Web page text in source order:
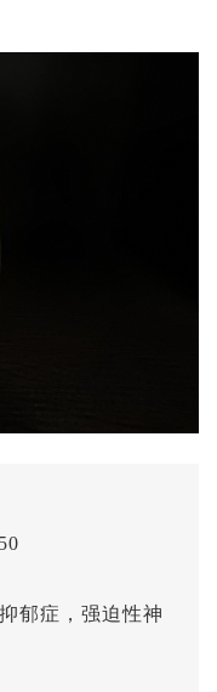
郁症，强迫性神